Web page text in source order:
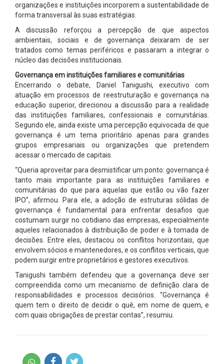
organizações e instituições incorporem a sustentabilidade de
forma transversal às suas estratégias.
A discussão reforçou a percepção de que aspectos
ambientais, sociais e de governança deixaram de ser
tratados como temas periféricos e passaram a integrar o
núcleo das decisões institucionais.
Governança em instituições familiares e comunitárias
Encerrando o debate, Daniel Tanigushi, executivo com
atuação em processos de reestruturação e governança na
educação superior, direcionou a discussão para a realidade
das instituições familiares, confessionais e comunitárias.
Segundo ele, ainda existe uma percepção equivocada de que
governança é um tema prioritário apenas para grandes
grupos empresariais ou organizações que pretendem
acessar o mercado de capitais.
“Queria aproveitar para desmistificar um ponto: governança é
tanto mais importante para as instituições familiares e
comunitárias do que para aquelas que estão ou vão fazer
IPO”, afirmou. Para ele, a adoção de estruturas sólidas de
governança é fundamental para enfrentar desafios que
costumam surgir no cotidiano das empresas, especialmente
aqueles relacionados à distribuição de poder e à tomada de
decisões. Entre eles, destacou os conflitos horizontais, que
envolvem sócios e mantenedores, e os conflitos verticais, que
podem surgir entre proprietários e gestores executivos.
Tanigushi também defendeu que a governança deve ser
compreendida como um mecanismo de definição clara de
responsabilidades e processos decisórios. “Governança é
quem tem o direito de decidir o quê, em nome de quem, e
com quais obrigações de prestar contas”, resumiu.